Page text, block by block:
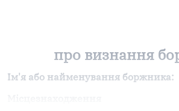
про визнання
Ім'я або найменування боржника: